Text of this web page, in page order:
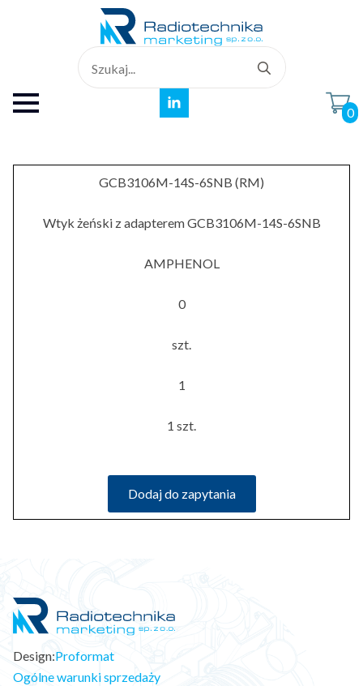
for:
0
GCB3106M-14S-6SNB (RM)
Wtyk żeński z adapterem GCB3106M-14S-6SNB
AMPHENOL
0
szt.
1
1 szt.
Dodaj do zapytania
Design:Proformat
Ogólne warunki sprzedaży